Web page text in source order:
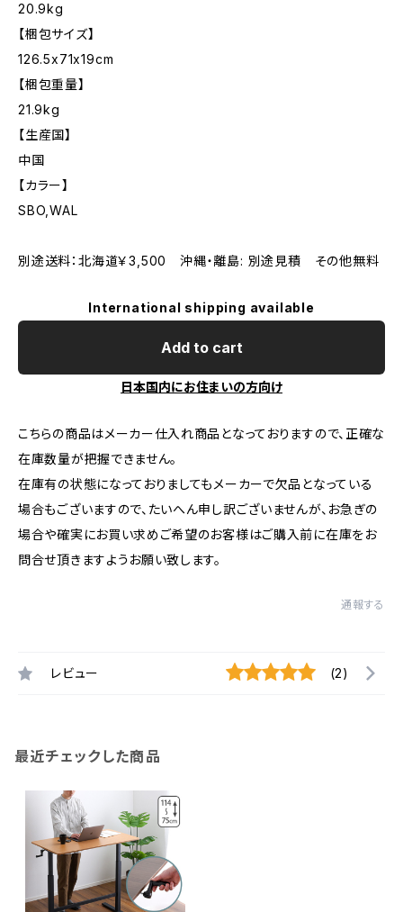
20.9kg
【梱包サイズ】
126.5x71x19cm
【梱包重量】
21.9kg
【生産国】
中国
【カラー】
SBO,WAL
別途送料：北海道￥3,500 沖縄・離島: 別途見積 その他無料
International shipping available
Add to cart
日本国内にお住まいの方向け
こちらの商品はメーカー仕入れ商品となっておりますので、正確な
在庫数量が把握できません。
在庫有の状態になっておりましてもメーカーで欠品となっている
場合もございますので、たいへん申し訳ございませんが、お急ぎの
場合や確実にお買い求めご希望のお客様はご購入前に在庫をお
問合せ頂きますようお願い致します。
通報する
レビュー (2)
最近チェックした商品